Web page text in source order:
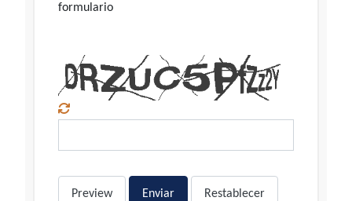
formulario
Preview Enviar Restablecer